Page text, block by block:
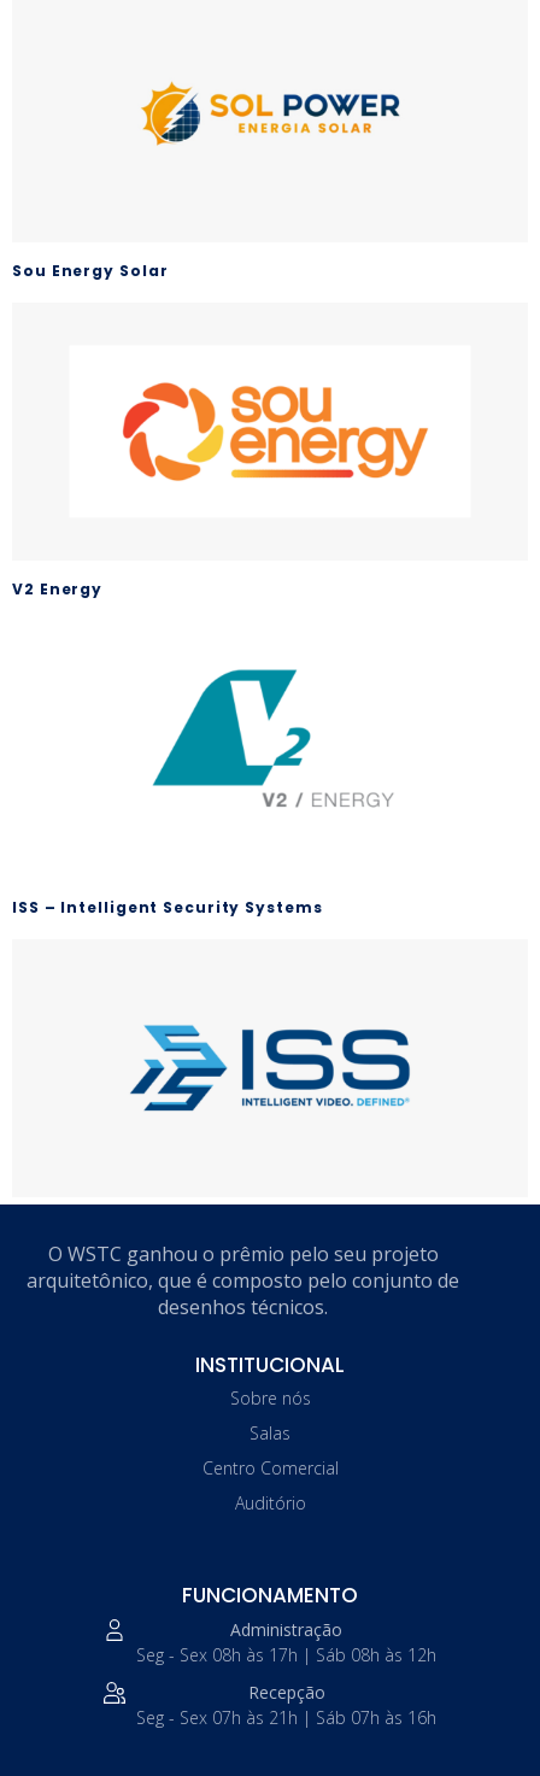
Sou Energy Solar
V2 Energy
ISS – Intelligent Security Systems
O WSTC ganhou o prêmio pelo seu projeto
arquitetônico, que é composto pelo conjunto de
desenhos técnicos.
INSTITUCIONAL
Sobre nós
Salas
Centro Comercial
Auditório
FUNCIONAMENTO
Administração
Seg - Sex 08h às 17h | Sáb 08h às 12h
Recepção
Seg - Sex 07h às 21h | Sáb 07h às 16h